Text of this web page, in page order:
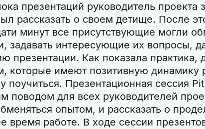
презентаций руководитель проекта
рассказать о своем детище. После
минут все присутствующие могли
задавать интересующие их вопросы,
презентации. Как показала практика,
которые имеют позитивную динамику
поучиться. Презентационная сессия
поводом для всех руководителей
опытом, и рассказать о
время работе. В ходе сессии